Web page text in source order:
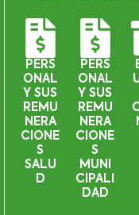
PERS
ONAL
Y SUS
REMU
NERA
CIONE
S
SALU
D
PERS
ONAL
Y SUS
REMU
NERA
CIONE
S
MUNI
CIPALI
DAD